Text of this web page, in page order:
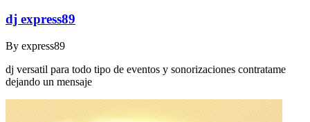
dj express89
By express89
dj versatil para todo tipo de eventos y sonorizaciones contratame
dejando un mensaje